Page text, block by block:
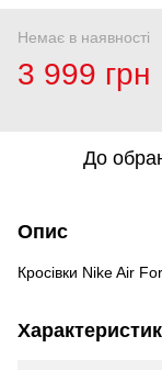
Немає в наявності
3 999 грн
До
Опис
Кросівки Nike Air